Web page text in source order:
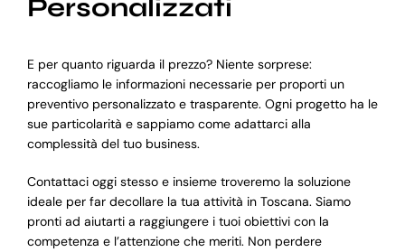
Personalizzati
E per quanto riguarda il prezzo? Niente sorprese:
raccogliamo le informazioni necessarie per proporti un
preventivo personalizzato e trasparente. Ogni progetto ha le
sue particolarità e sappiamo come adattarci alla
complessità del tuo business.
Contattaci oggi stesso e insieme troveremo la soluzione
ideale per far decollare la tua attività in Toscana. Siamo
pronti ad aiutarti a raggiungere i tuoi obiettivi con la
competenza e l’attenzione che meriti. Non perdere